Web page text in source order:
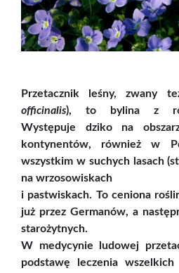
Przetacznik leśny, zwany
officinalis), to bylina z
Występuje dziko na
kontynentów, również w
wszystkim w suchych lasach
na wrzosowiskach
i pastwiskach. To ceniona
już przez Germanów, a
starożytnych.
W medycynie ludowej
podstawę leczenia wszelkich